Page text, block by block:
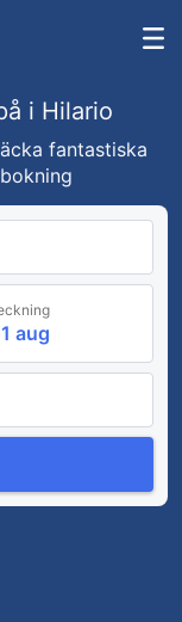
i Hilario
fantastiska
aug